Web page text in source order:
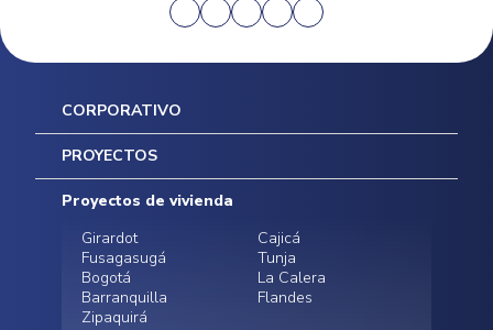
CORPORATIVO
Inicio
Mapa del sitio
Postventas
Contratación Directa
Noticias
PROYECTOS
Proyectos de vivienda
Girardot
Cajicá
Fusagasugá
Tunja
Bogotá
La Calera
Barranquilla
Flandes
Zipaquirá